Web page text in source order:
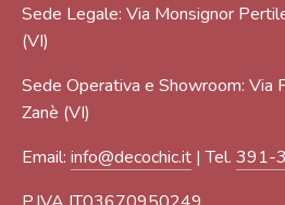
Sede Legale: Via Monsignor
(VI)
Sede Operativa e Showroom: Via
Zanè (VI)
Email: info@decochic.it | Tel. 391-